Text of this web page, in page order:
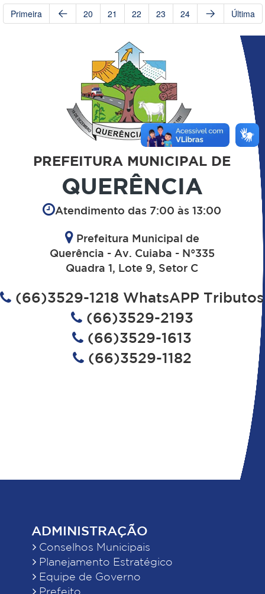
Primeira 20 21 22 23 24 Última
PREFEITURA MUNICIPAL DE
QUERÊNCIA
Atendimento das 7:00 às 13:00
Prefeitura Municipal de
Querência - Av. Cuiaba - N°335
Quadra 1, Lote 9, Setor C
(66)3529-1218 WhatsAPP Tributos
(66)3529-2193
(66)3529-1613
(66)3529-1182
ADMINISTRAÇÃO
Conselhos Municipais
Planejamento Estratégico
Equipe de Governo
Prefeito